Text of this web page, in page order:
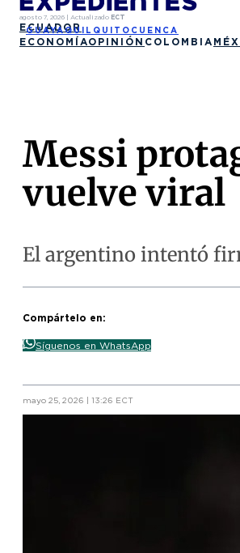
agosto 7, 2026 | Actualizado ECT
ECUADOR
GUAYAQUIL QUITO CUENCA
ECONOMÍAOPINIÓN COLOMBIA
Messi
vuelve viral
El argentino intentó
Compártelo en:
Síguenos en WhatsApp
mayo 25, 2026 | 13:26 ECT